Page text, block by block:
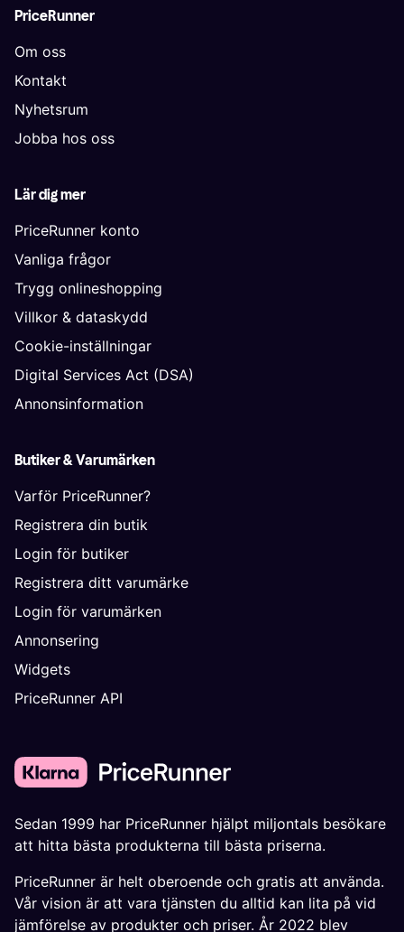
PriceRunner
Om oss
Kontakt
Nyhetsrum
Jobba hos oss
Lär dig mer
PriceRunner konto
Vanliga frågor
Trygg onlineshopping
Villkor & dataskydd
Cookie-inställningar
Digital Services Act (DSA)
Annonsinformation
Butiker & Varumärken
Varför PriceRunner?
Registrera din butik
Login för butiker
Registrera ditt varumärke
Login för varumärken
Annonsering
Widgets
PriceRunner API
Sedan 1999 har PriceRunner hjälpt miljontals besökare
att hitta bästa produkterna till bästa priserna.
PriceRunner är helt oberoende och gratis att använda.
Vår vision är att vara tjänsten du alltid kan lita på vid
jämförelse av produkter och priser. År 2022 blev